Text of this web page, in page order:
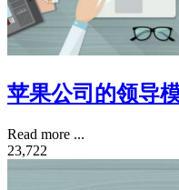
苹果公司的领导
Read more ...
23,722